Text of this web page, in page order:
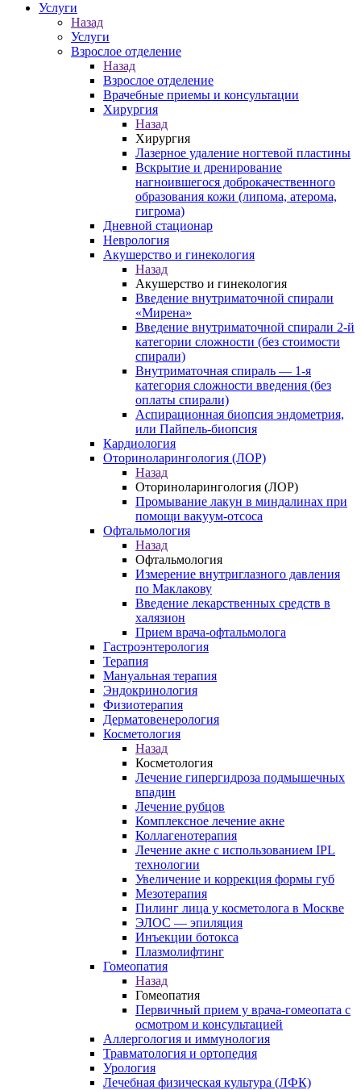
Услуги
Назад
Услуги
Взрослое отделение
Назад
Взрослое отделение
Врачебные приемы и консультации
Хирургия
Назад
Хирургия
Лазерное удаление ногтевой пластины
Вскрытие и дренирование
нагноившегося доброкачественного
образования кожи (липома, атерома,
гигрома)
Дневной стационар
Неврология
Акушерство и гинекология
Назад
Акушерство и гинекология
Введение внутриматочной спирали
«Мирена»
Введение внутриматочной спирали 2-й
категории сложности (без стоимости
спирали)
Внутриматочная спираль — 1-я
категория сложности введения (без
оплаты спирали)
Аспирационная биопсия эндометрия,
или Пайпель-биопсия
Кардиология
Оториноларингология (ЛОР)
Назад
Оториноларингология (ЛОР)
Промывание лакун в миндалинах при
помощи вакуум-отсоса
Офтальмология
Назад
Офтальмология
Измерение внутриглазного давления
по Маклакову
Введение лекарственных средств в
халязион
Прием врача-офтальмолога
Гастроэнтерология
Терапия
Мануальная терапия
Эндокринология
Физиотерапия
Дерматовенерология
Косметология
Назад
Косметология
Лечение гипергидроза подмышечных
впадин
Лечение рубцов
Комплексное лечение акне
Коллагенотерапия
Лечение акне с использованием IPL
технологии
Увеличение и коррекция формы губ
Мезотерапия
Пилинг лица у косметолога в Москве
ЭЛОС — эпиляция
Инъекции ботокса
Плазмолифтинг
Гомеопатия
Назад
Гомеопатия
Первичный прием у врача-гомеопата с
осмотром и консультацией
Аллергология и иммунология
Травматология и ортопедия
Урология
Лечебная физическая культура (ЛФК)